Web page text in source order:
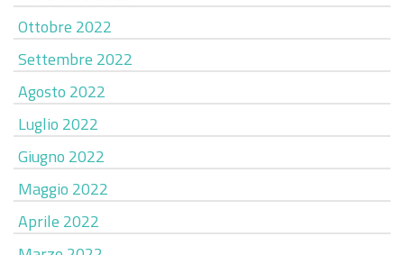
Ottobre 2022
Settembre 2022
Agosto 2022
Luglio 2022
Giugno 2022
Maggio 2022
Aprile 2022